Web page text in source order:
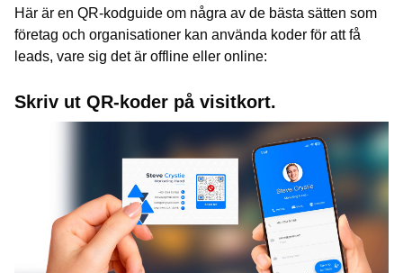
Här är en QR-kodguide om några av de bästa sätten som
företag och organisationer kan använda koder för att få
leads, vare sig det är offline eller online:
Skriv ut QR-koder på visitkort.